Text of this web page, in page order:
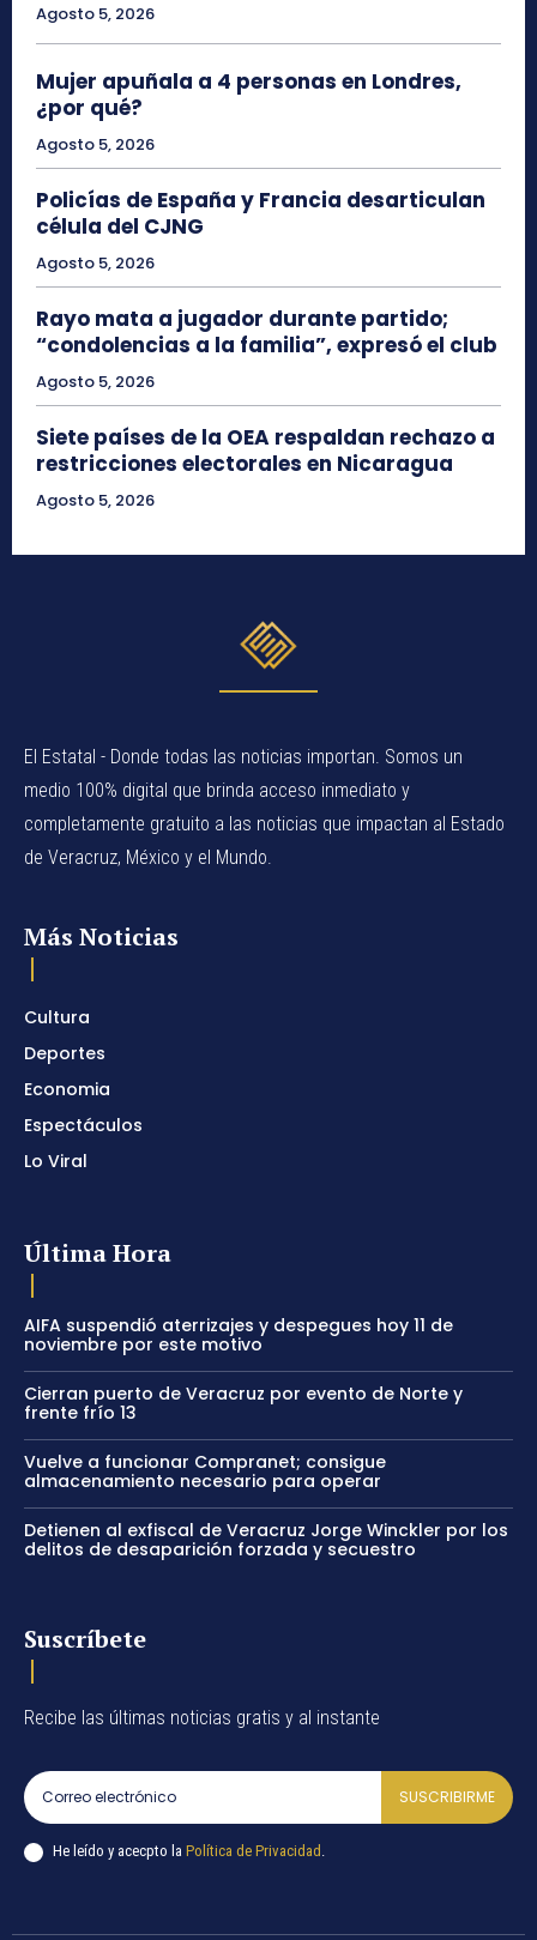
Agosto 5, 2026
Mujer apuñala a 4 personas en Londres,
¿por qué?
Agosto 5, 2026
Policías de España y Francia desarticulan
célula del CJNG
Agosto 5, 2026
Rayo mata a jugador durante partido;
“condolencias a la familia”, expresó el club
Agosto 5, 2026
Siete países de la OEA respaldan rechazo a
restricciones electorales en Nicaragua
Agosto 5, 2026
El Estatal - Donde todas las noticias importan. Somos un
medio 100% digital que brinda acceso inmediato y
completamente gratuito a las noticias que impactan al Estado
de Veracruz, México y el Mundo.
Más Noticias
Cultura
Deportes
Economia
Espectáculos
Lo Viral
Última Hora
AIFA suspendió aterrizajes y despegues hoy 11 de
noviembre por este motivo
Cierran puerto de Veracruz por evento de Norte y
frente frío 13
Vuelve a funcionar Compranet; consigue
almacenamiento necesario para operar
Detienen al exfiscal de Veracruz Jorge Winckler por los
delitos de desaparición forzada y secuestro
Suscríbete
Recibe las últimas noticias gratis y al instante
SUSCRIBIRME
He leído y acecpto la Política de Privacidad .